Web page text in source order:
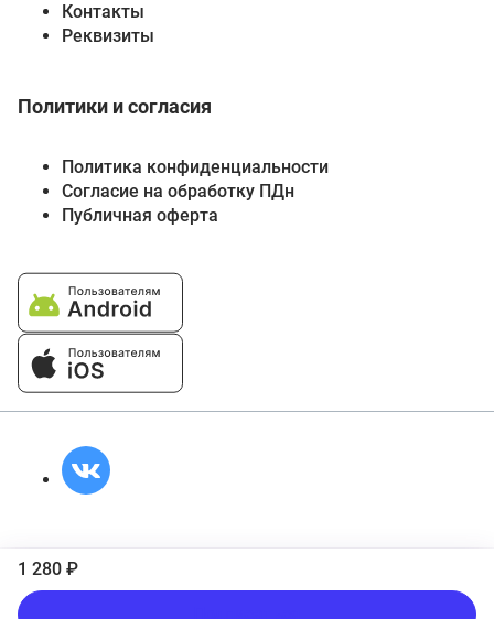
1 280 ₽
Контакты
Реквизиты
Политики и согласия
Политика конфиденциальности
Согласие на обработку ПДн
Публичная оферта